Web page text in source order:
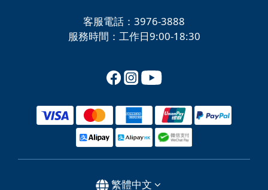
客服電話：3976-3888
服務時間：工作日9:00-18:30
繁體中文